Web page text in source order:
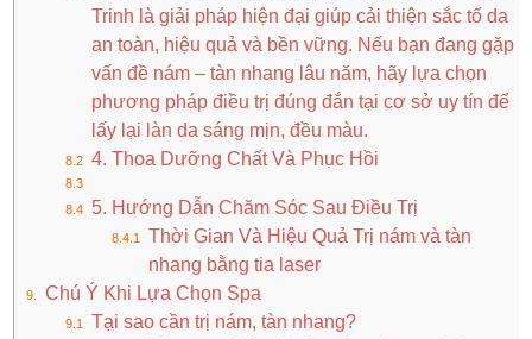
Trinh là giải pháp hiện đại giúp cải thiện sắc tố da
an toàn, hiệu quả và bền vững. Nếu bạn đang gặp
vấn đề nám – tàn nhang lâu năm, hãy lựa chọn
phương pháp điều trị đúng đắn tại cơ sở uy tín để
lấy lại làn da sáng mịn, đều màu.
4. Thoa Dưỡng Chất Và Phục Hồi
5. Hướng Dẫn Chăm Sóc Sau Điều Trị
Thời Gian Và Hiệu Quả Trị nám và tàn
nhang bằng tia laser
Chú Ý Khi Lựa Chọn Spa
Tại sao cần trị nám, tàn nhang?